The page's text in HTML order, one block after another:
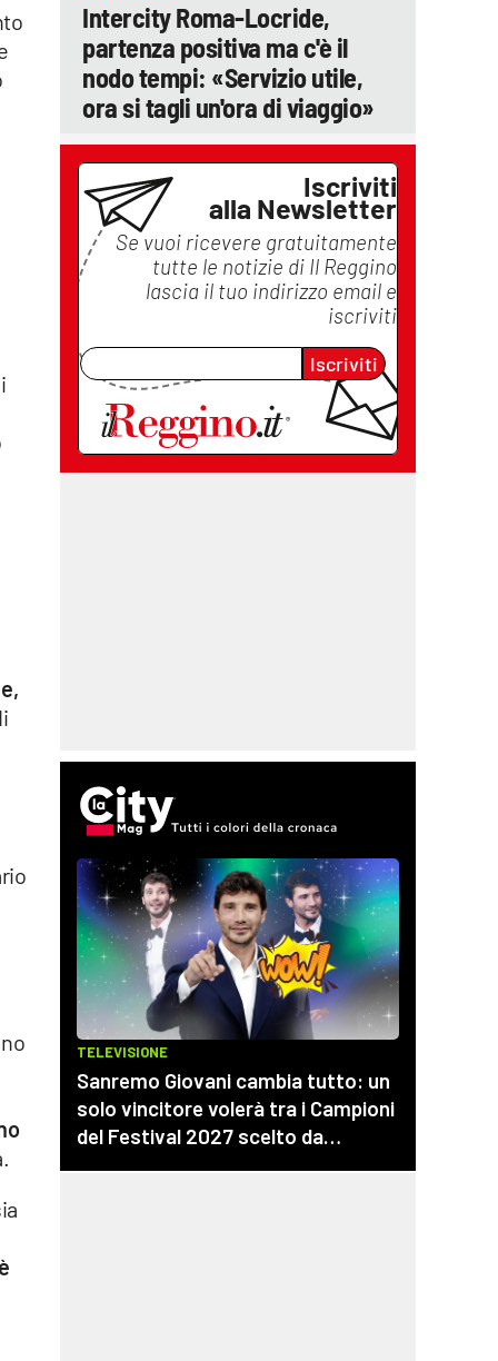
Intercity Roma-Locride,
partenza positiva ma c'è il
nodo tempi: «Servizio utile,
ora si tagli un'ora di viaggio»
Iscriviti
alla Newsletter
Se vuoi ricevere gratuitamente
tutte le notizie di Il Reggino
lascia il tuo indirizzo email e
iscriviti
Iscriviti